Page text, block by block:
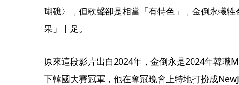
瑚礁〉，但歌聲卻是相當「有特色」，金倒永犧
果」十足。
原來這段影片出自2024年，金倒永是2024年韓職
下韓國大賽冠軍，他在奪冠晚會上特地打扮成